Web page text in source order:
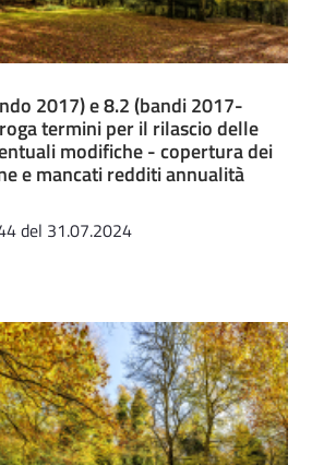
2017) e 8.2 (bandi 2017-
termini per il rilascio delle
modifiche - copertura dei
e mancati redditi annualità
del 31.07.2024